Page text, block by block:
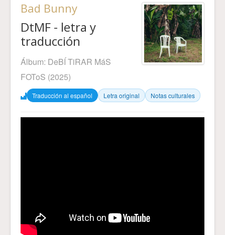
Bad Bunny
DtMF - letra y
traducción
Álbum: DeBÍ TiRAR MáS
FOToS (2025)
Traducción al español Letra original Notas culturales